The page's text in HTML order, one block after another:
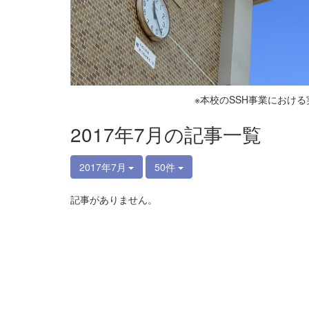
※本校のSSH事業におけ
2017年7月の記事一覧
2017年7月 50件
記事がありません。